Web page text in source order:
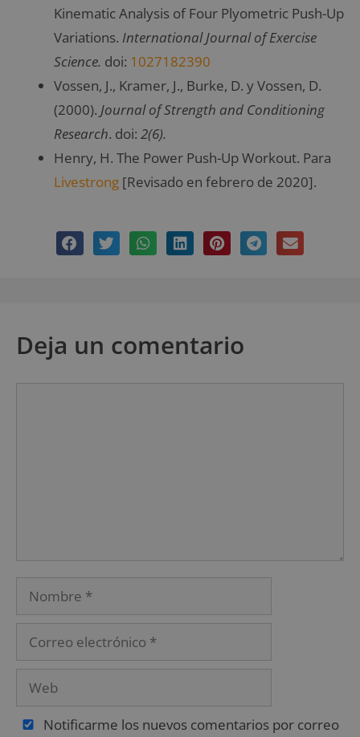
Kinematic Analysis of Four Plyometric Push-Up
Variations. International Journal of Exercise
Science. doi: 1027182390
Vossen, J., Kramer, J., Burke, D. y Vossen, D.
(2000). Journal of Strength and Conditioning
Research. doi: 2(6).
Henry, H. The Power Push-Up Workout. Para
Livestrong [Revisado en febrero de 2020].
Deja un comentario
Notificarme los nuevos comentarios por correo